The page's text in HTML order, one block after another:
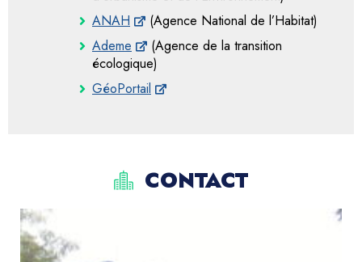
ANAH
(Agence National de l’Habitat)
Ademe
(Agence de la transition
écologique)
GéoPortail
CONTACT